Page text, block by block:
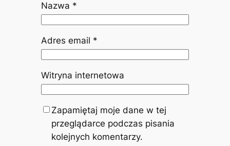
Nazwa *
Adres email *
Witryna internetowa
Zapamiętaj moje dane w tej
przeglądarce podczas pisania
kolejnych komentarzy.